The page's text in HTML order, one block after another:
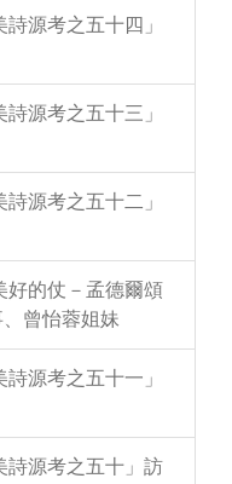
源考之五十四」
源考之五十三」
源考之五十二」
好的仗－孟德爾頌
曾怡蓉姐妹
源考之五十一」
詩源考之五十」訪